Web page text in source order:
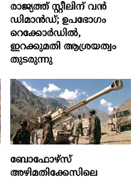
രാജ്യത്ത് സ്റ്റീലിന് വൻ
ഡിമാൻഡ്; ഉപഭോഗം
റെക്കോർഡിൽ,
ഇറക്കുമതി ആശ്രയത്വം
തുടരുന്നു
ബോഫോഴ്‌സ്
അഴിമതിക്കേസിലെ